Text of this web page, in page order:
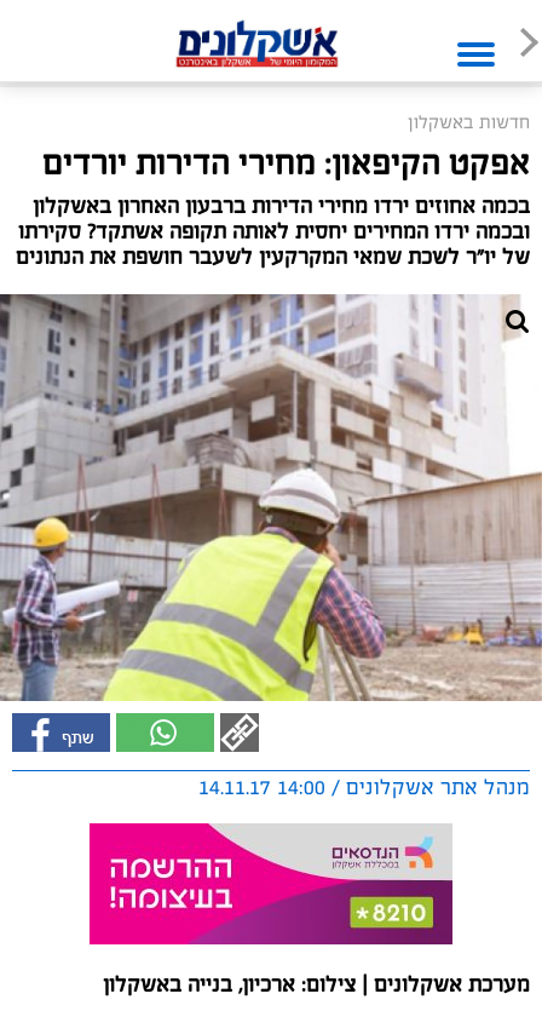
חדשות באשקלון
אפקט הקיפאון: מחירי הדירות יורדים
בכמה אחוזים ירדו מחירי הדירות ברבעון האחרון באשקלון
ובכמה ירדו המחירים יחסית לאותה תקופה אשתקד? סקירתו
של יו"ר לשכת שמאי המקרקעין לשעבר חושפת את הנתונים
מנהל אתר אשקלונים / 14:00 14.11.17
מערכת אשקלונים | צילום: ארכיון, בנייה באשקלון